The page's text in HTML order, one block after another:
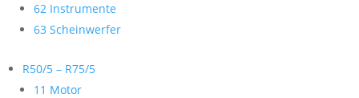
62 Instrumente
63 Scheinwerfer
R50/5 – R75/5
11 Motor